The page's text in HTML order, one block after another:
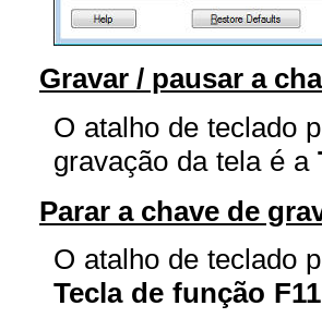
Gravar / pausar a
O atalho de teclado
gravação da tela é a
Parar a chave de
O atalho de teclado
Tecla de função F11